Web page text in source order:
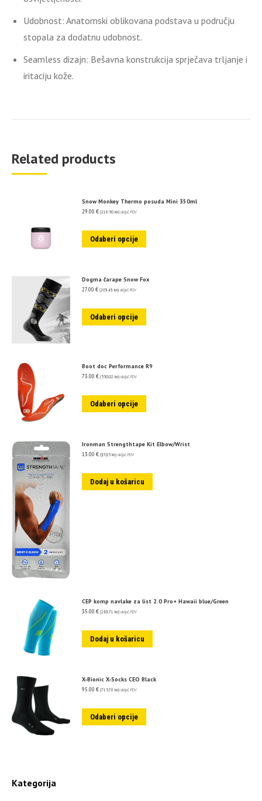
Udobnost: Anatomski oblikovana podstava u području
stopala za dodatnu udobnost.
Seamless dizajn: Bešavna konstrukcija sprječava trljanje i
iritaciju kože.
Related products
Snow Monkey Thermo posuda Mini 350ml
29.00 € (218.50 kn) uključ. PDV
Odaberi opcije
Dogma čarape Snow Fox
27.00 € (203.43 kn) uključ. PDV
Odaberi opcije
Boot doc Performance R9
73.00 € (550.02 kn) uključ. PDV
Odaberi opcije
Ironman Strengthtape Kit Elbow/Wrist
13.00 € (97.95 kn) uključ. PDV
Dodaj u košaricu
CEP komp navlake za list 2.0 Pro+ Hawaii blue/Green
35.00 € (263.71 kn) uključ. PDV
Dodaj u košaricu
X-Bionic X-Socks CEO Black
95.00 € (715.78 kn) uključ. PDV
Odaberi opcije
Kategorija